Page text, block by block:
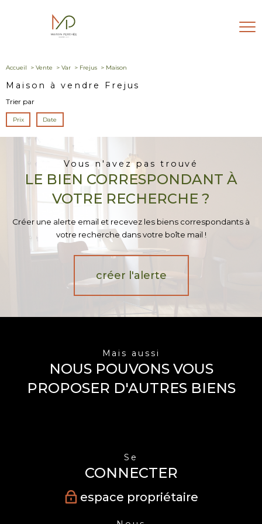
Accueil Vente Var Frejus Maison
Maison à vendre Frejus
Trier par
Prix Date
Vous n'avez pas trouvé
LE BIEN CORRESPONDANT À
VOTRE RECHERCHE ?
Créer une alerte email et recevez les biens correspondants à
votre recherche dans votre boîte mail !
créer l'alerte
Mais aussi
NOUS POUVONS VOUS
PROPOSER D'AUTRES BIENS
Se
CONNECTER
espace propriétaire